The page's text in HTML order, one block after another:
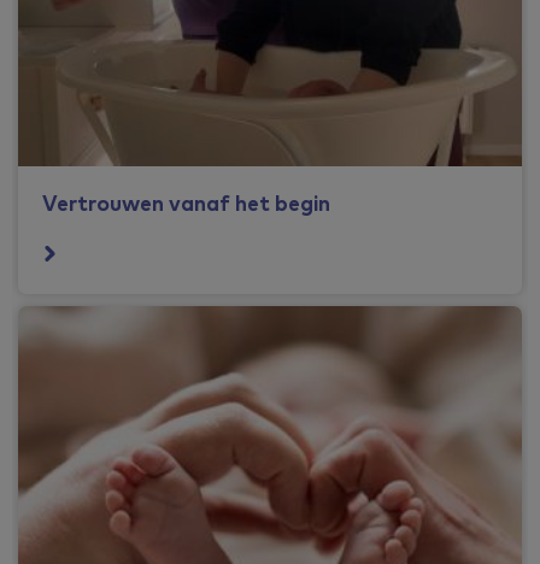
Vertrouwen vanaf het begin